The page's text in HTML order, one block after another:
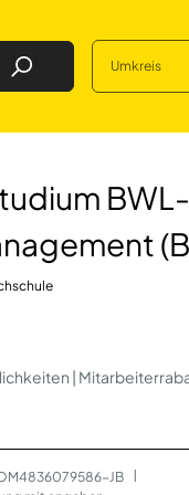
Job Finden Umkreis
|
JB